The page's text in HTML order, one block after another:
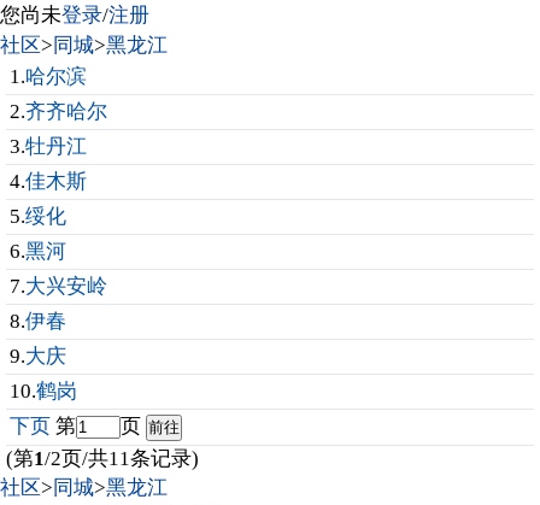
您尚未登录/注册
社区>同城>黑龙江
1.哈尔滨
2.齐齐哈尔
3.牡丹江
4.佳木斯
5.绥化
6.黑河
7.大兴安岭
8.伊春
9.大庆
10.鹤岗
下页 第
页
(第1/2页/共11条记录)
社区>同城>黑龙江